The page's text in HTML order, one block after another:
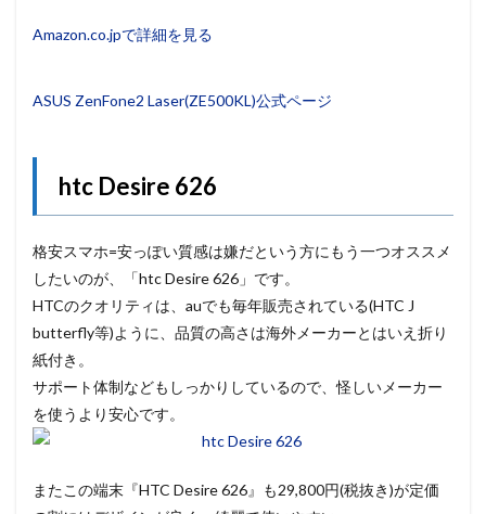
Amazon.co.jpで詳細を見る
ASUS ZenFone2 Laser(ZE500KL)公式ページ
htc Desire 626
格安スマホ=安っぽい質感は嫌だという方にもう一つオススメ
したいのが、「htc Desire 626」です。
HTCのクオリティは、auでも毎年販売されている(HTC J
butterfly等)ように、品質の高さは海外メーカーとはいえ折り
紙付き。
サポート体制などもしっかりしているので、怪しいメーカー
を使うより安心です。
またこの端末『HTC Desire 626』も29,800円(税抜き)が定価